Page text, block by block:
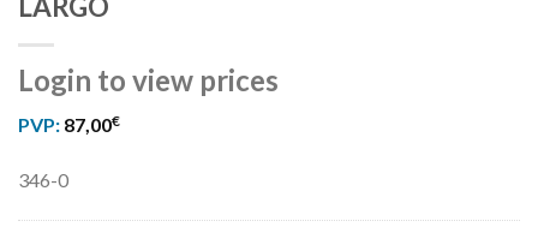
LARGO
Login to view prices
PVP: 87,00€
346-0